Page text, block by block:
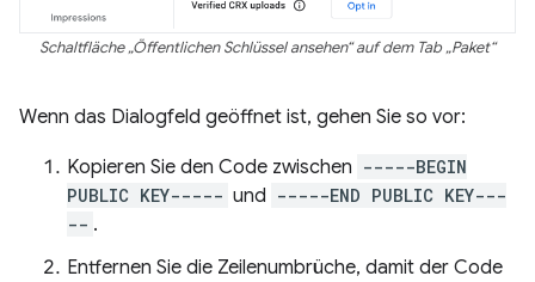
Schaltfläche „Öffentlichen Schlüssel ansehen“ auf dem Tab „Paket“
Wenn das Dialogfeld geöffnet ist, gehen Sie so vor:
Kopieren Sie den Code zwischen -----BEGIN
PUBLIC KEY----- und -----END PUBLIC KEY---
-- .
Entfernen Sie die Zeilenumbrüche, damit der Code